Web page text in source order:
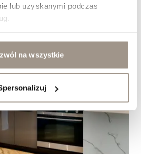
lub uzyskanymi podczas
na wszystkie